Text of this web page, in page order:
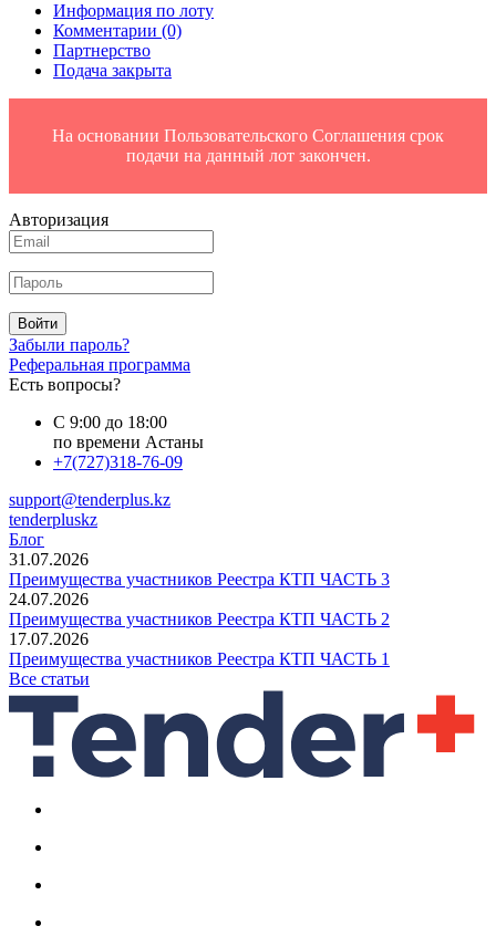
Информация по лоту
Комментарии (0)
Партнерство
Подача закрыта
На основании Пользовательского Соглашения срок
подачи на данный лот закончен.
Авторизация
Войти
Забыли пароль?
Реферальная программа
Есть вопросы?
С 9:00 до 18:00
по времени Астаны
+7(727)318-76-09
support@tenderplus.kz
tenderpluskz
Блог
31.07.2026
Преимущества участников Реестра КТП ЧАСТЬ 3
24.07.2026
Преимущества участников Реестра КТП ЧАСТЬ 2
17.07.2026
Преимущества участников Реестра КТП ЧАСТЬ 1
Все статьи